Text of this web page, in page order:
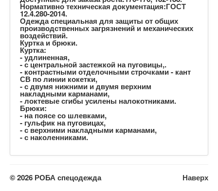
Нормативно техническая документация:ГОСТ
12.4.280-2014.
Одежда специальная для защиты от общих
производственных загрязнений и механических
воздействий.
Куртка и брюки.
Куртка:
- удлиненная,
- с центральной застежкой на пуговицы,.
- контрастными отделочными строчками - кант
СВ по линии кокетки,
- с двумя нижними и двумя верхним
накладными карманами,
- локтевые сгибы усилены налокотниками.
Брюки:
- на поясе со шлевками,
- гульфик на пуговицах,
- с верхними накладными карманами,
- с наколенниками.
Наверх
© 2026 РОБА спецодежда